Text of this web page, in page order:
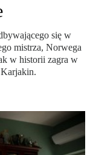
się w
mistrza, Norwega
w historii zagra w